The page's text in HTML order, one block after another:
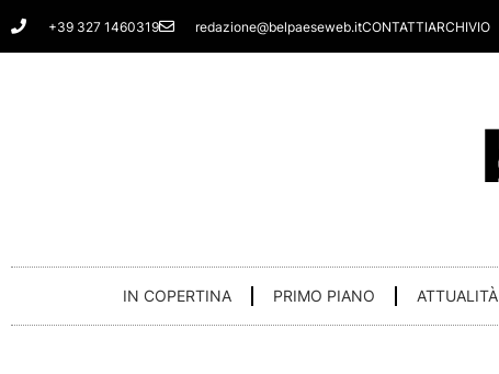
Vai
al
+39 327 1460319 redazione@belpaeseweb.itCONTATTIARCHIVIO
IN COPERTINA PRIMO PIANO ATTUALITÀ